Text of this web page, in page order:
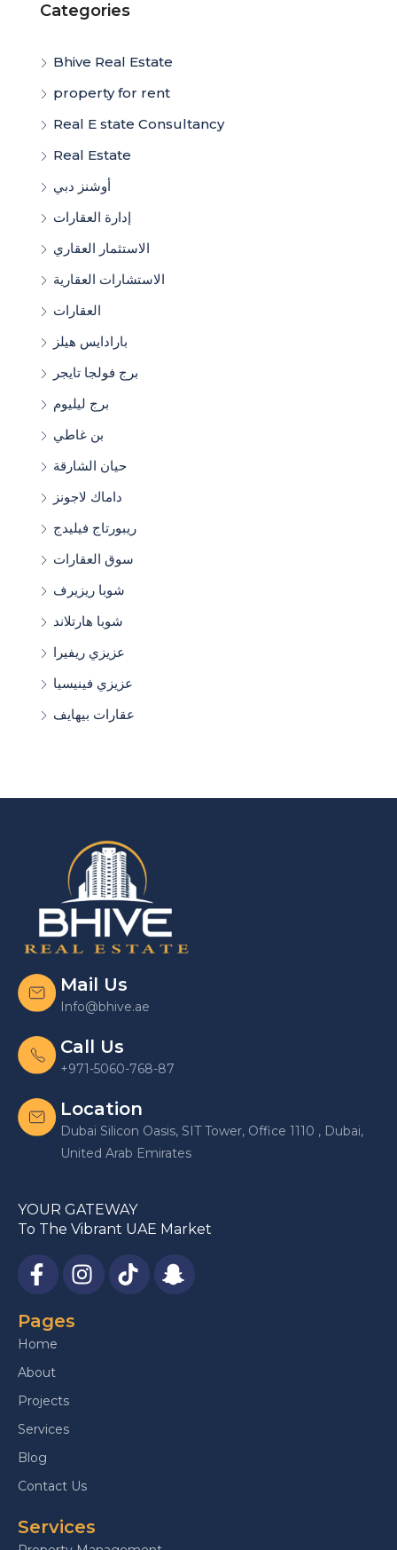
Categories
Bhive Real Estate
property for rent
Real E state Consultancy
Real Estate
أوشنز دبي
إدارة العقارات
الاستثمار العقاري
الاستشارات العقارية
العقارات
بارادايس هيلز
برج فولجا تايجر
برج ليليوم
بن غاطي
حيان الشارقة
داماك لاجونز
ريبورتاج فيليدج
سوق العقارات
شوبا ريزيرف
شوبا هارتلاند
عزيزي ريفيرا
عزيزي فينيسيا
عقارات بيهايف
Mail Us
Info@bhive.ae
Call Us
+971-5060-768-87
Location
Dubai Silicon Oasis, SIT Tower, Office 1110 , Dubai,
United Arab Emirates
YOUR GATEWAY
To The Vibrant UAE Market
Pages
Home
About
Projects
Services
Blog
Contact Us
Services